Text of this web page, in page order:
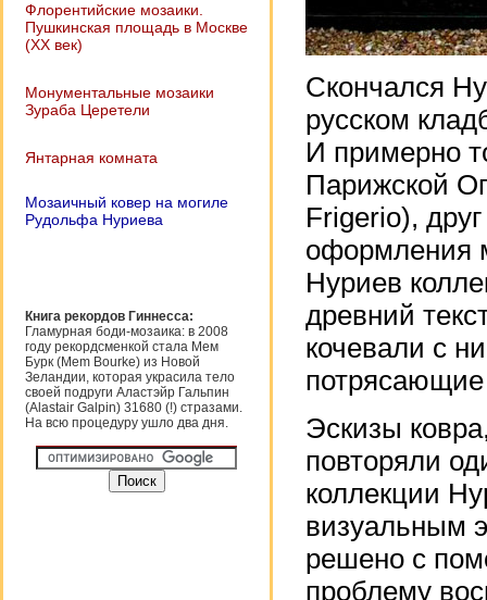
Флорентийские мозаики.
Пушкинская площадь в Москве
(XX век)
Монументальные мозаики
Зураба Церетели
Янтарная комната
Мозаичный ковер на могиле
Рудольфа Нуриева
Книга рекордов Гиннесса:
Гламурная боди-мозаика: в 2008
году рекордсменкой стала Мем
Бурк (Mem Bourke) из Новой
Зеландии, которая украсила тело
своей подруги Аластэйр Гальпин
(Alastair Galpin) 31680 (!) стразами.
На всю процедуру ушло два дня.
Скончался
русском
И примерно
Парижской
Frigerio),
оформления
Нуриев
древний
кочевали с
Эскизы
повторяли
коллекции
визуальным
решено с
проблему